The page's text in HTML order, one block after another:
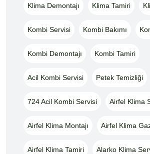
Klima Demontajı Klima Tamiri
Kombi Servisi Kombi Bakımı
Kombi Demontajı Kombi Tamiri
Acil Kombi Servisi Petek Temizliği
724 Acil Kombi Servisi Airfel Klima
Airfel Klima Montajı Airfel Klima
Airfel Klima Tamiri Alarko Klima